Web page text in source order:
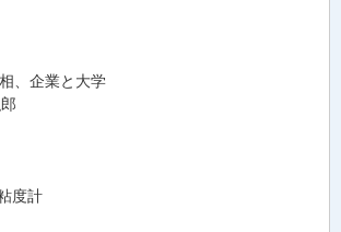
、企業と大学
度計